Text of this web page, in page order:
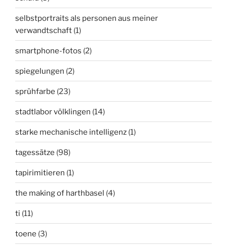
selbstportraits als personen aus meiner
verwandtschaft (1)
smartphone-fotos (2)
spiegelungen (2)
sprühfarbe (23)
stadtlabor völklingen (14)
starke mechanische intelligenz (1)
tagessätze (98)
tapirimitieren (1)
the making of harthbasel (4)
ti (11)
toene (3)